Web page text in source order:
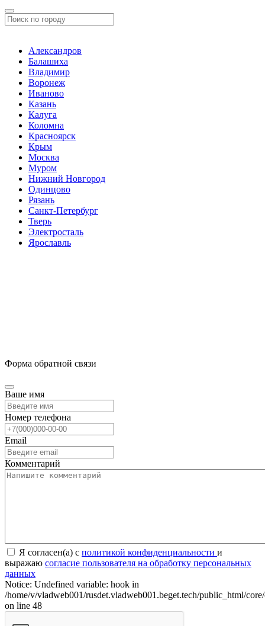
Александров
Балашиха
Владимир
Воронеж
Иваново
Казань
Калуга
Коломна
Красноярск
Крым
Москва
Муром
Нижний Новгород
Одинцово
Рязань
Санкт-Петербург
Тверь
Электросталь
Ярославль
Форма обратной связи
Ваше имя
Номер телефона
Email
Комментарий
Я согласен(а) с политикой конфиденциальности и
выражаю согласие пользователя на обработку персональных
данных
Notice: Undefined variable: hook in
/home/v/vladweb001/rusdet.vladweb001.beget.tech/public_html/
on line 48